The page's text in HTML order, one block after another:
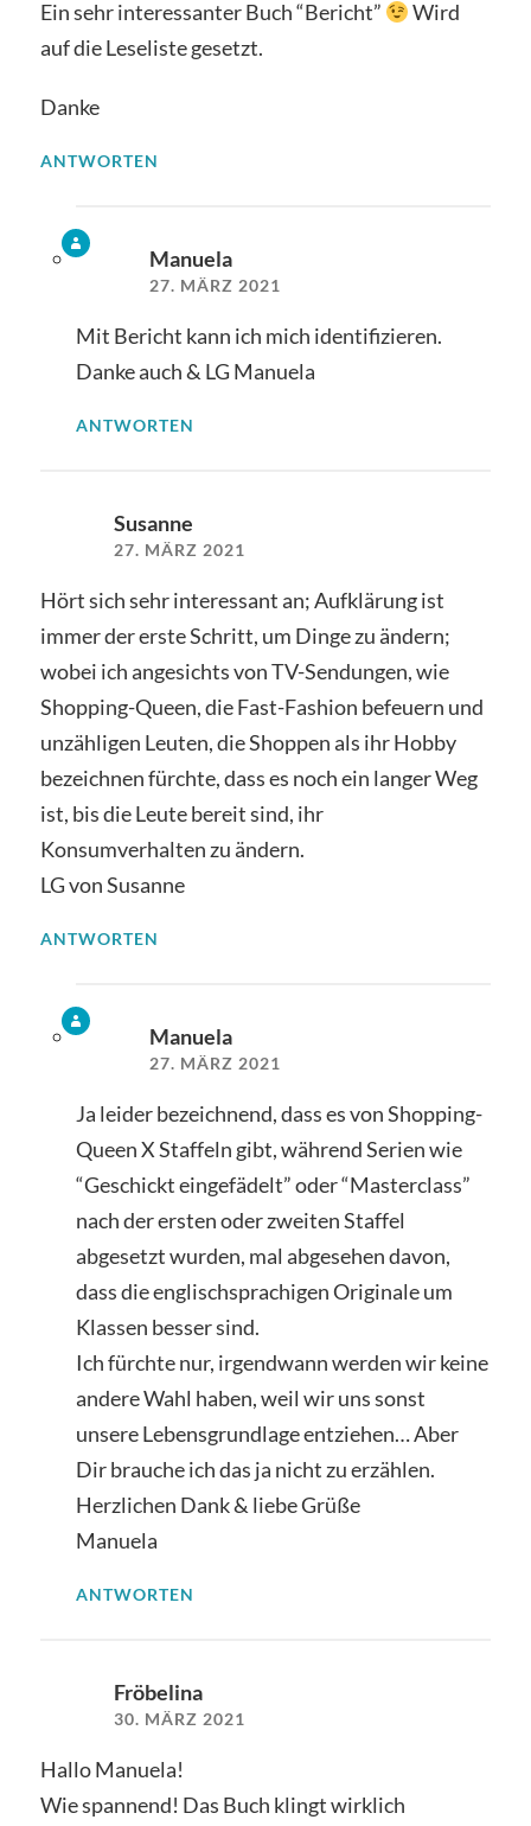
Ein sehr interessanter Buch “Bericht”
Wird
auf die Leseliste gesetzt.
Danke
ANTWORTEN
Manuela
27. MÄRZ 2021
Mit Bericht kann ich mich identifizieren.
Danke auch & LG Manuela
ANTWORTEN
Susanne
27. MÄRZ 2021
Hört sich sehr interessant an; Aufklärung ist
immer der erste Schritt, um Dinge zu ändern;
wobei ich angesichts von TV-Sendungen, wie
Shopping-Queen, die Fast-Fashion befeuern und
unzähligen Leuten, die Shoppen als ihr Hobby
bezeichnen fürchte, dass es noch ein langer Weg
ist, bis die Leute bereit sind, ihr
Konsumverhalten zu ändern.
LG von Susanne
ANTWORTEN
Manuela
27. MÄRZ 2021
Ja leider bezeichnend, dass es von Shopping-
Queen X Staffeln gibt, während Serien wie
“Geschickt eingefädelt” oder “Masterclass”
nach der ersten oder zweiten Staffel
abgesetzt wurden, mal abgesehen davon,
dass die englischsprachigen Originale um
Klassen besser sind.
Ich fürchte nur, irgendwann werden wir keine
andere Wahl haben, weil wir uns sonst
unsere Lebensgrundlage entziehen… Aber
Dir brauche ich das ja nicht zu erzählen.
Herzlichen Dank & liebe Grüße
Manuela
ANTWORTEN
Fröbelina
30. MÄRZ 2021
Hallo Manuela!
Wie spannend! Das Buch klingt wirklich